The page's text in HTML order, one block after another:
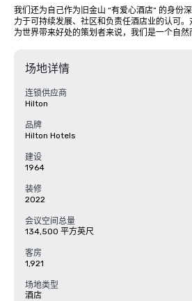
我们还为自己作为旧金山 “有爱心酒店” 的身份
力于可持续发展、社区和负责任酒店业的认可
为世界带来好处的策划者来说，我们是一个自然
场地详情
连锁供应商
Hilton
品牌
Hilton Hotels
建设
1964
装修
2022
会议空间总量
134,500 平方英尺
客房
1,921
场地类型
酒店